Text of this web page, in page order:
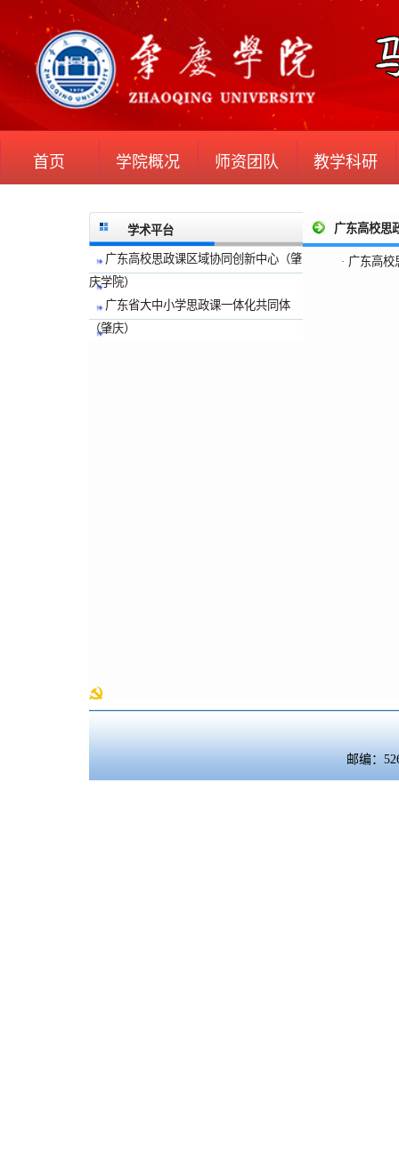
首页 学院概况 师资团队 教学科研
学术平台
广东高校思政课区域协同创新中心（肇
庆学院）
广东省大中小学思政课一体化共同体
（肇庆）
广东高校思
· 广东高校
邮编：